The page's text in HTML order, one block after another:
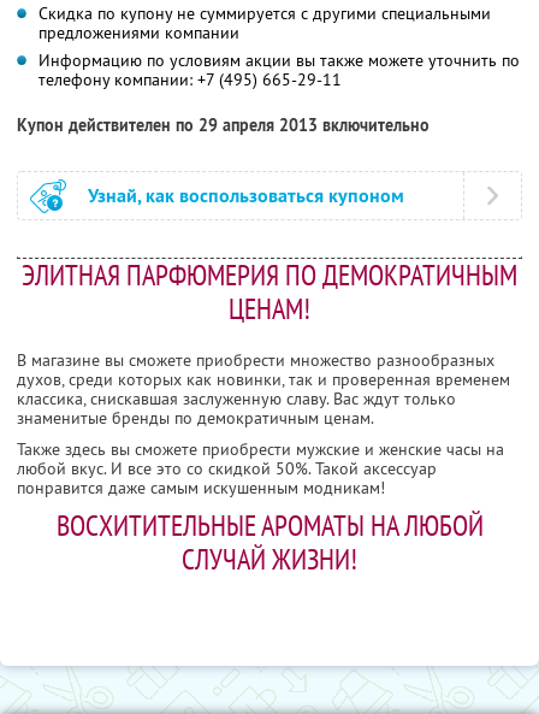
Скидка по купону не суммируется с другими специальными
предложениями компании
Информацию по условиям акции вы также можете уточнить по
телефону компании: +7 (495) 665-29-11
Купон действителен по 29 апреля 2013 включительно
Узнай, как воспользоваться купоном
ЭЛИТНАЯ ПАРФЮМЕРИЯ ПО ДЕМОКРАТИЧНЫМ
ЦЕНАМ!
В магазине вы сможете приобрести множество разнообразных
духов, среди которых как новинки, так и проверенная временем
классика, снискавшая заслуженную славу. Вас ждут только
знаменитые бренды по демократичным ценам.
Также здесь вы сможете приобрести мужские и женские часы на
любой вкус. И все это со скидкой 50%. Такой аксессуар
понравится даже самым искушенным модникам!
ВОСХИТИТЕЛЬНЫЕ АРОМАТЫ НА ЛЮБОЙ
СЛУЧАЙ ЖИЗНИ!